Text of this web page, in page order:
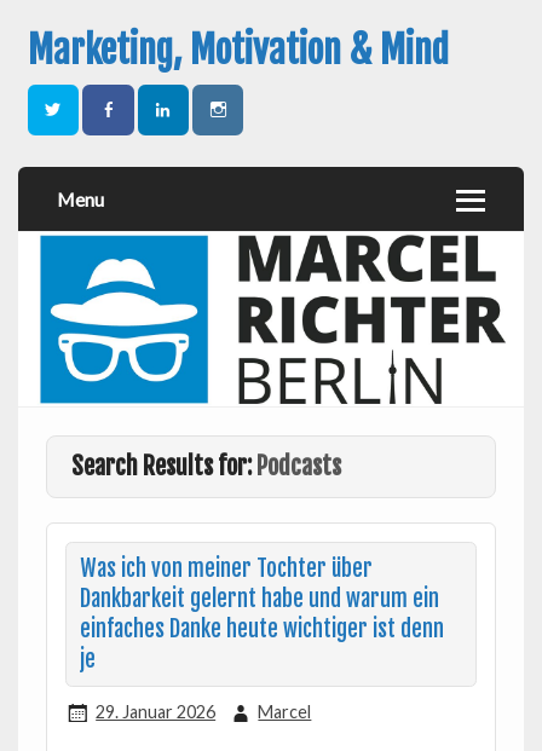
Marketing, Motivation & Mind
Menu
Search Results for: Podcasts
Was ich von meiner Tochter über
Dankbarkeit gelernt habe und warum ein
einfaches Danke heute wichtiger ist denn
je
29. Januar 2026 Marcel